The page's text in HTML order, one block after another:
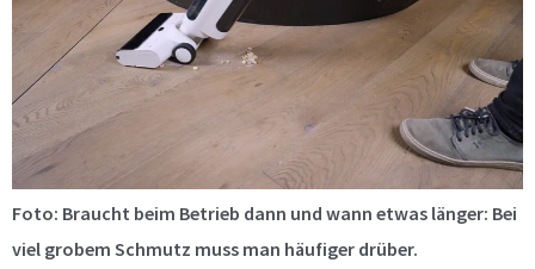
Foto: Braucht beim Betrieb dann und wann etwas länger: Bei
viel grobem Schmutz muss man häufiger drüber.